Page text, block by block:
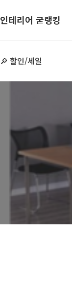
인테리어 굳랭킹
🔎 할인/세일